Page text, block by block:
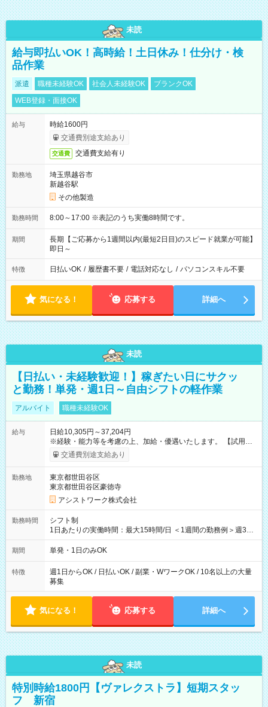
未読
給与即払いOK！高時給！土日休み！仕分け・検
品作業
派遣 職種未経験OK 社会人未経験OK
ブランクOK
WEB登録・面接OK
給与
時給1600円
交通費別途支給あり
交通費 交通費支給有り
勤務地
埼玉県越谷市
新越谷駅
その他製造
勤務時間 8:00～17:00 ※表記のうち実働8時間です。
期間
長期【ご応募から1週間以内(最短2日目)のスピード就業が可能】
即日～
特徴 日払いOK / 履歴書不要 / 電話対応なし / パソコンスキル不要
気になる！ 応募する 詳細へ
未読
【日払い・未経験歓迎！】稼ぎたい日にサクッ
と勤務！単発・週1日～自由シフトの軽作業
アルバイト 職種未経験OK
給与
日給10,305円～37,204円
※経験・能力等を考慮の上、加給・優遇いたします。 【試用期
間】試用期間なし
交通費別途支給あり
勤務地
東京都世田谷区
東京都世田谷区豪徳寺
アシストワーク株式会社
勤務時間
シフト制
1日あたりの実働時間：最大15時間/日 ＜1週間の勤務例＞週3回
勤務 勤務：月・水・金 休み：火・木・土・日 好きな時にお仕事
可能です！ ※1日あたりの最大実働時間は日勤、夜勤共に勤務し
期間 単発・1日のみOK
特徴
週1日からOK / 日払いOK / 副業・WワークOK / 10名以上の大量
募集
気になる！ 応募する 詳細へ
未読
特別時給1800円【ヴァレクストラ】短期スタッ
フ 新宿